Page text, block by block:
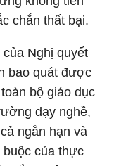
chắn thất bại.
Nghị quyết
bao quát được
bộ giáo dục
dạy nghề,
ngắn hạn và
của thực